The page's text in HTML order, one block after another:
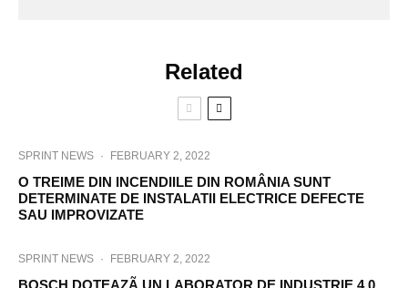
Related
SPRINT NEWS · FEBRUARY 2, 2022
O TREIME DIN INCENDIILE DIN ROMÂNIA SUNT
DETERMINATE DE INSTALATII ELECTRICE DEFECTE
SAU IMPROVIZATE
SPRINT NEWS · FEBRUARY 2, 2022
BOSCH DOTEAZÃ UN LABORATOR DE INDUSTRIE 4.0